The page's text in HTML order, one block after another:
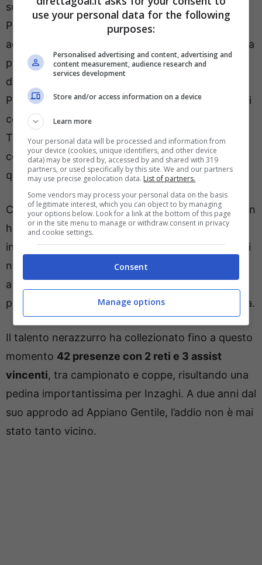
suo arrivo nella Milano nerazzurra, due anni fa.
Poco più di 7 milioni per il centrale tedesco che,
adesso, ha impressionato diverse società pronte a
puntare su di lui. Una in particolare, in piena fase
di ricostruzione dopo la disastrosa stagione in
Premier League, è ilManchester United . Al di là di
come finirà la finale di Europa League contro il
Tottenham, dall’Old Trafford sono sempre più
convinti di fare un investimento per la difesa e
quello potrebbe essere proprio Bisseck.
Classe 2000 ed in scadenza nel 2029, Bisseck non
ha mai nascosto la sua predilezione per il calcio
inglese. Un desiderio che potrebbe concretizzarsi
nei prossimi tempi, con l’Inter tutt’altro che restia
a trattenerlo nel caso in cui dovesse arrivare una
proposta congrua al valore del centrale di Colonia.
Il talento nerazzurro ha collezionato fino a questo
momento 42 presenze con 2 reti e 3 assist
vincenti, tra campionato e coppe, risultando una
pedina importantissima per Inzaghi. A due anni dal
suo approdo ad Appiano Gentile, l’addio non è mai
stato tanto vicino.
use your personal data for the following
purposes:
Personalised advertising and content, advertising and
content measurement, audience research and
services development
Store and/or access information on a device
Learn more
Your personal data will be processed and information from
your device (cookies, unique identifiers, and other device
data) may be stored by, accessed by and shared with 319
partners, or used specifically by this site. We and our partners
may use precise geolocation data. List of partners.
Some vendors may process your personal data on the basis
of legitimate interest, which you can object to by managing
your options below. Look for a link at the bottom of this page
or in the site menu to manage or withdraw consent in privacy
and cookie settings.
Consent
Manage options